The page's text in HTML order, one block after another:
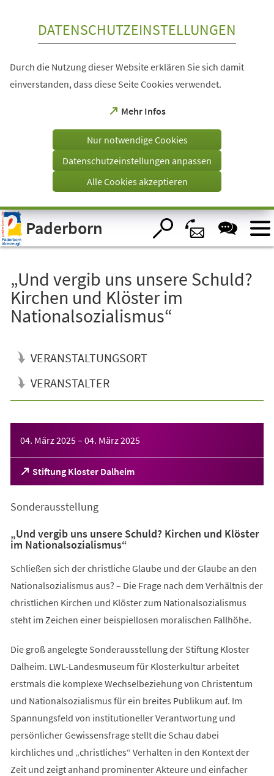
Visuelle
Assistenzsoftware
öffnen.
DATENSCHUTZEINSTELLUNGEN
Durch die Nutzung dieser Website erklären Sie sich damit
einverstanden, dass diese Seite Cookies verwendet.
Mehr Infos
(Öffnet
einem
Tab)
Nur notwendige Cookies
Datenschutzeinstellungen anpassen
Alle Cookies akzeptieren
Paderborn
„Und vergib uns unsere Schuld?
Kirchen und Klöster im
Nationalsozialismus“
VERANSTALTUNGSORT
VERANSTALTER
04. März 2025– 04. März 2025
Stiftung Kloster Dalheim
(Öffnet
in
neuen
Sonderausstellung
„Und vergib uns unsere Schuld? Kirchen und Klöster
im Nationalsozialismus“
Schließen sich der christliche Glaube und der Glaube an den
Nationalsozialismus aus? – Die Frage nach dem Verhältnis der
christlichen Kirchen und Klöster zum Nationalsozialismus
steht im Zeichen einer beispiellosen moralischen Fallhöhe.
Die groß angelegte Sonderausstellung der Stiftung Kloster
Dalheim. LWL-Landesmuseum für Klosterkultur arbeitet
erstmals die komplexe Wechselbeziehung von Christentum
und Nationalsozialismus für ein breites Publikum auf. Im
Spannungsfeld von institutioneller Verantwortung und
persönlicher Gewissensfrage stellt die Schau dabei
kirchliches und „christliches“ Verhalten in den Kontext der
Zeit und zeigt anhand prominenter Akteure und einfacher